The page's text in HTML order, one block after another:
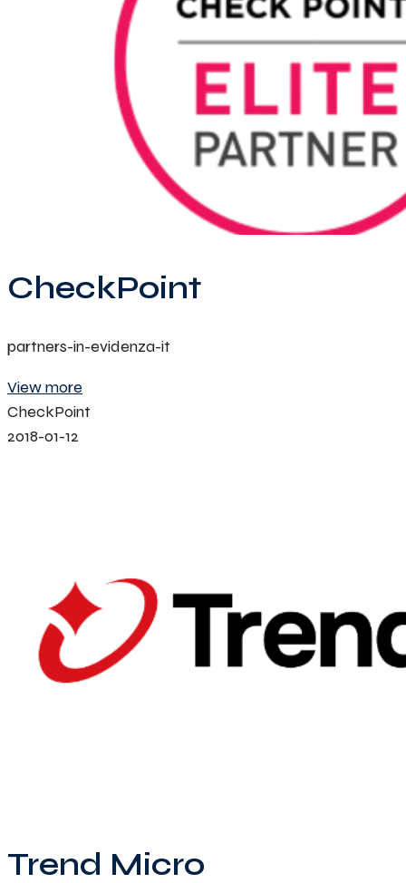
CheckPoint
partners-in-evidenza-it
View more
CheckPoint
2018-01-12
Trend Micro